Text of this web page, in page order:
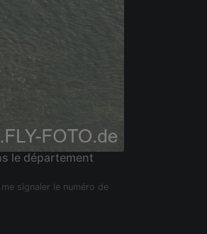
le département
signaler le numéro de